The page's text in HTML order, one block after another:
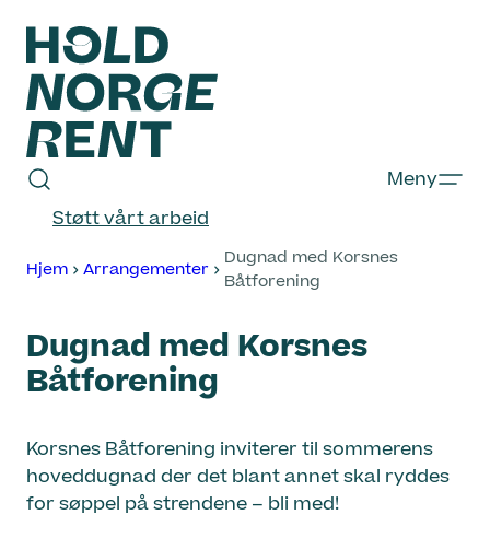
Hopp
innhold
Hold
Norge
Støtt vårt arbeid
Meny
Hjem Arrangementer
Dugnad med Korsnes
Båtforening
Dugnad med Korsnes
Båtforening
Korsnes Båtforening inviterer til sommerens
hoveddugnad der det blant annet skal ryddes
for søppel på strendene – bli med!